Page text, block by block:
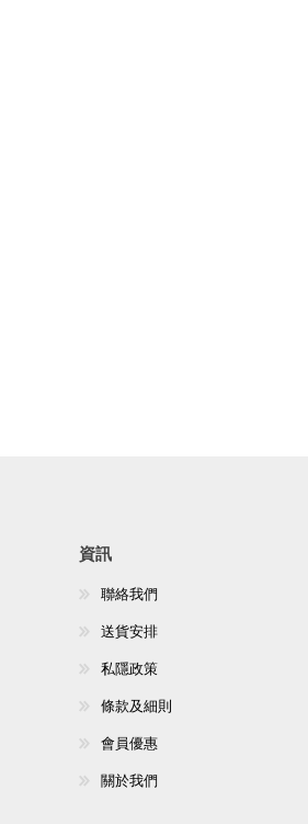
資訊
聯絡我們
送貨安排
私隱政策
條款及細則
會員優惠
關於我們